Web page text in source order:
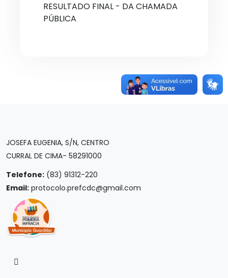
RESULTADO FINAL - DA CHAMADA
PÚBLICA
JOSEFA EUGENIA, S/N, CENTRO
CURRAL DE CIMA- 58291000
Telefone: (83) 91312-220
Email: protocolo.prefcdc@gmail.com